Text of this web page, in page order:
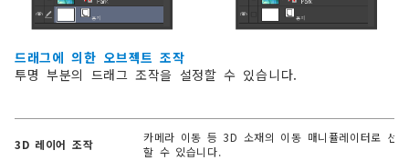
드래그에 의한 오브젝트 조작
투명 부분의 드래그 조작을 설정할 수 있습니다.
3D 레이어 조작
카메라 이동 등 3D 소재의 이동 매니퓰레이터로 선
할 수 있습니다.